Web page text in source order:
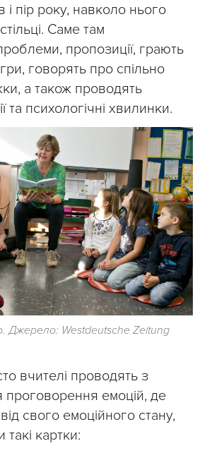
і пір року, навколо нього
Саме там
пропозиції, грають
говорять про спільно
а також проводять
та психологічні хвилинки.
Джерело: Westdeutsche Zeitung
вчителі проводять з
проговорення емоцій, де
свого емоційного стану,
картки: